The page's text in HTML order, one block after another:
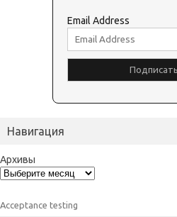
Email Address
Навигация
Архивы
Acceptance testing